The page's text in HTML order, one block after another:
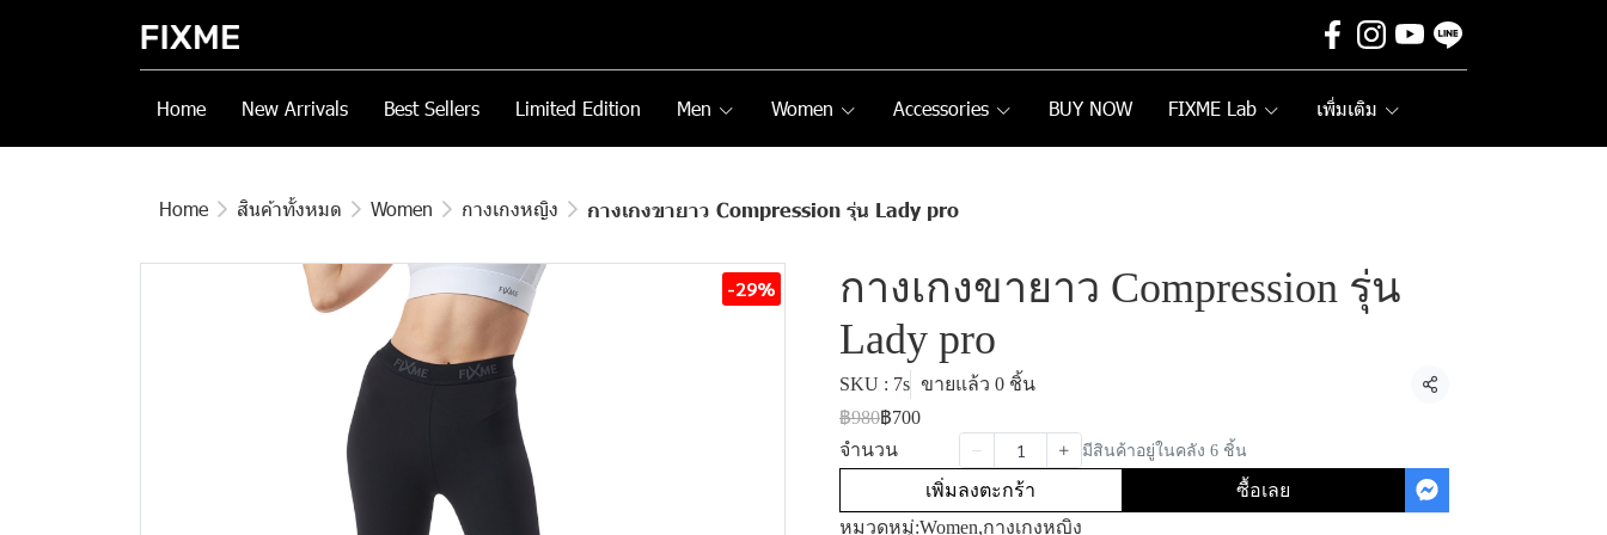
Home New Arrivals Best Sellers Limited Edition Men Women Accessories BUY NOW FIXME Lab เพิ่มเติม
Home สินค้าทั้งหมด Women กางเกงหญิง กางเกงขายาว Compression รุ่น Lady pro
-29%
กางเกงขายาว Compression รุ่น
Lady pro
SKU : 7s ขายแล้ว 0 ชิ้น
แชร์
฿980฿700
จำนวน
มีสินค้าอยู่ในคลัง 6 ชิ้น
เพิ่มลงตะกร้า
ซื้อเลย
หมวดหมู่:Women,กางเกงหญิง